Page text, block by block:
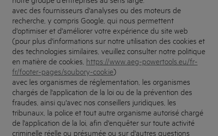
avec des fournisseurs d'analyses ou des moteurs de
recherche, y compris Google, qui nous permettent
d'optimiser et d'améliorer votre expérience du site web
(pour plus d'informations sur notre utilisation des cookies et
des technologies similaires, veuillez consulter notre politique
en matière de cookies, https://www.aeg-powertools.eu/fr-
fr/footer-pages/soubory-cookie)
avec les organismes de réglementation, les organismes
chargés de l'application de la loi ou de la prévention des
fraudes, ainsi qu'avec nos conseillers juridiques, les
tribunaux, la police et tout autre organisme autorisé chargé
de l'application de la loi, afin d'enquêter sur toute activité
criminelle réelle ou présumée ou sur d'autres questions